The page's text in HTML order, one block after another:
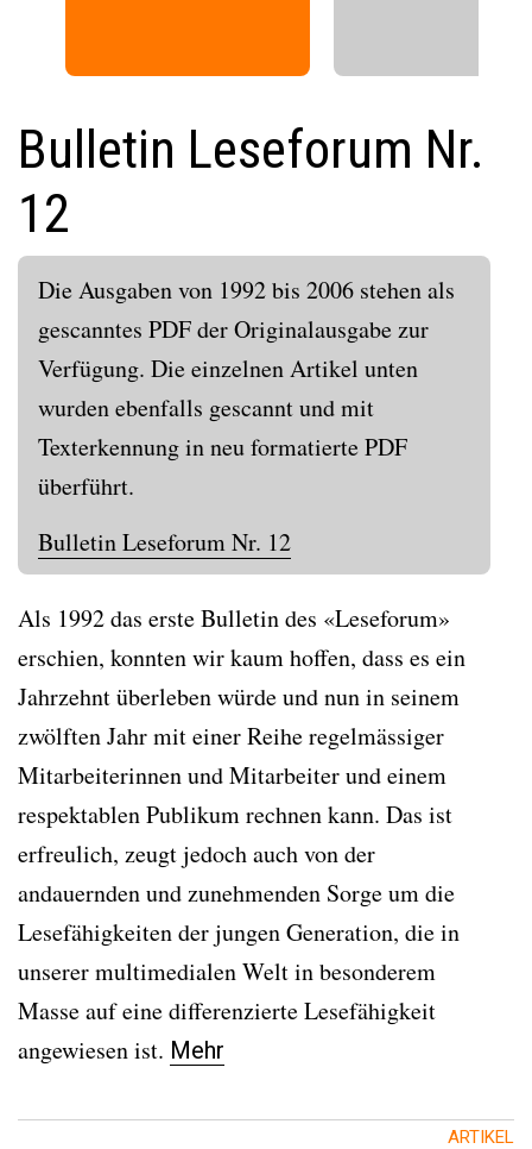
o
u
s
Bulletin Leseforum Nr.
12
Die Ausgaben von 1992 bis 2006 stehen als
gescanntes PDF der Originalausgabe zur
Verfügung. Die einzelnen Artikel unten
wurden ebenfalls gescannt und mit
Texterkennung in neu formatierte PDF
überführt.
Bulletin Leseforum Nr. 12
Als 1992 das erste Bulletin des «Leseforum»
erschien, konnten wir kaum hoffen, dass es ein
Jahrzehnt überleben würde und nun in seinem
zwölften Jahr mit einer Reihe regelmässiger
Mitarbeiterinnen und Mitarbeiter und einem
respektablen Publikum rechnen kann. Das ist
erfreulich, zeugt jedoch auch von der
andauernden und zunehmenden Sorge um die
Lesefähigkeiten der jungen Generation, die in
unserer multimedialen Welt in besonderem
Masse auf eine differenzierte Lesefähigkeit
angewiesen ist. Mehr
ARTIKEL